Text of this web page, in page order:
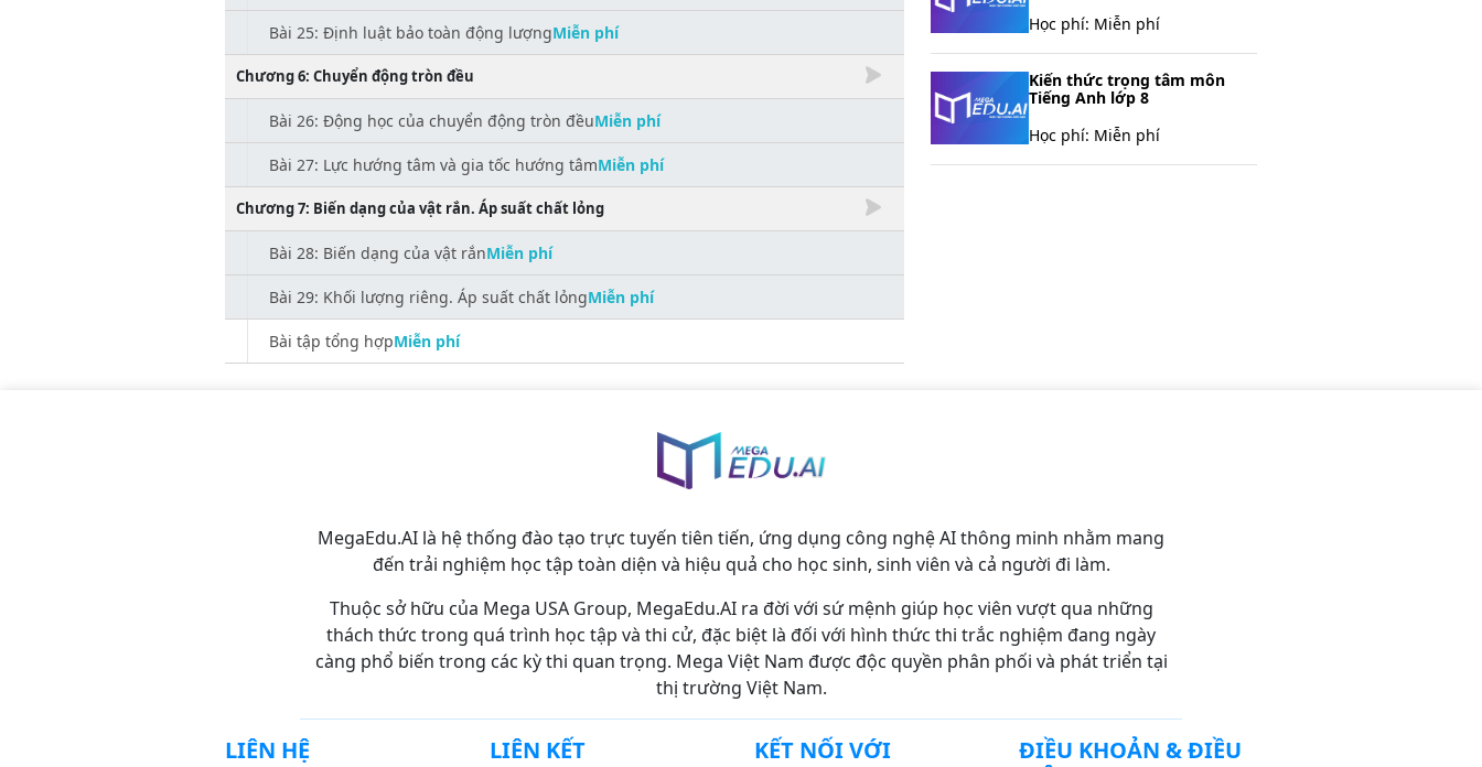
Học phí: Miễn phí
Kiến thức trọng tâm môn
Tiếng Anh lớp 8
Học phí: Miễn phí
Bài 25: Định luật bảo toàn động lượngMiễn phí
Chương 6: Chuyển động tròn đều
Bài 26: Động học của chuyển động tròn đềuMiễn phí
Bài 27: Lực hướng tâm và gia tốc hướng tâmMiễn phí
Chương 7: Biến dạng của vật rắn. Áp suất chất lỏng
Bài 28: Biến dạng của vật rắnMiễn phí
Bài 29: Khối lượng riêng. Áp suất chất lỏngMiễn phí
Bài tập tổng hợpMiễn phí
MegaEdu.AI là hệ thống đào tạo trực tuyến tiên tiến, ứng dụng công nghệ AI thông minh nhằm mang
đến trải nghiệm học tập toàn diện và hiệu quả cho học sinh, sinh viên và cả người đi làm.
Thuộc sở hữu của Mega USA Group, MegaEdu.AI ra đời với sứ mệnh giúp học viên vượt qua những
thách thức trong quá trình học tập và thi cử, đặc biệt là đối với hình thức thi trắc nghiệm đang ngày
càng phổ biến trong các kỳ thi quan trọng. Mega Việt Nam được độc quyền phân phối và phát triển tại
thị trường Việt Nam.
LIÊN HỆ LIÊN KẾT
KẾT NỐI VỚI
ĐIỀU KHOẢN & ĐIỀU